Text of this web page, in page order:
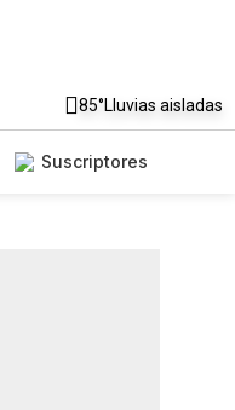
85°Lluvias aisladas
Suscriptores